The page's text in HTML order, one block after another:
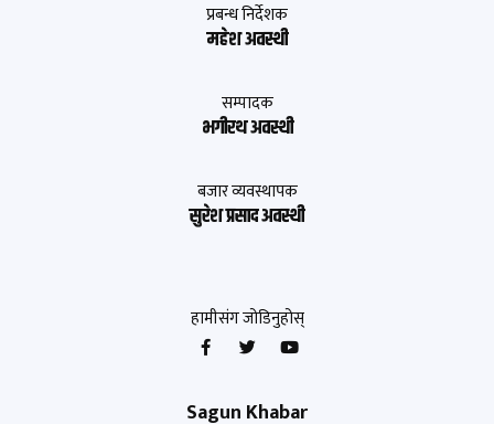
Sagun Khabar
प्रबन्ध निर्देशक
महेश अवस्थी
सम्पादक
भगीरथ अवस्थी
बजार व्यवस्थापक
सुरेश प्रसाद अवस्थी
हामीसंग जोडिनुहोस्